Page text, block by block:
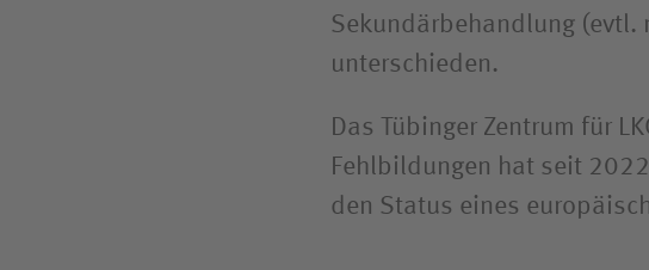
Sekundärbehandlung (evtl.
unterschieden.
Das Tübinger Zentrum für
Fehlbildungen hat seit
den Status eines